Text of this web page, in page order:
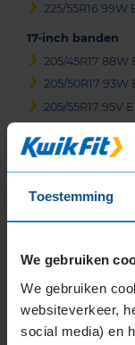
Toestemming
We gebruiken
We gebruiken
websiteverkeer,
social media) en
225/55R16 99W
17-inch banden
205/45R17 88W
205/50R17 93W
205/55R17 95V
215/50R17 95W
215/50R17 95W
215/55R17 94V
215/55R17 94V
215/55R17 98W
215/55R17 98W
215/60R17 100H
215/60R17